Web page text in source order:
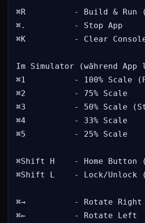
⌘R          - Build & Run
⌘.          - Stop App
⌘K          - Clear
Im Simulator (während
⌘1          - 100% Scale
⌘2          - 75% Scale
⌘3          - 50% Scale
⌘4          - 33% Scale
⌘5          - 25% Scale
⌘Shift H    - Home Button
⌘Shift L    - Lock/Unlock
⌘→          - Rotate Right
⌘←          - Rotate Left